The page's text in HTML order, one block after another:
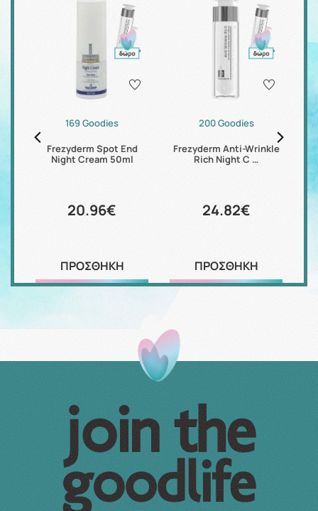
169 Goodies
Frezyderm Spot End
Night Cream 50ml
20.96€
ΠΡΟΣΘΗΚΗ
200 Goodies
Frezyderm Anti-Wrinkle
Rich Night C …
24.82€
ΠΡΟΣΘΗΚΗ